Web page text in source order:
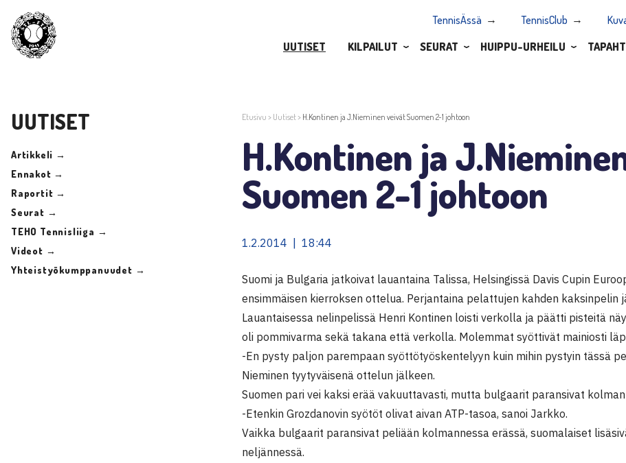
TennisÄssä TennisClub
UUTISET
KILPAILUT SEURAT HUIPPU-URHEILU
UUTISET
Artikkeli →
Ennakot →
Raportit →
Seurat →
TEHO Tennisliiga →
Videot →
Yhteistyökumppanuudet →
Etusivu > Uutiset> H.Kontinen ja J.Nieminen veivät Suomen 2-1 johtoon
H.Kontinen ja
Suomen 2-1 johtoon
1.2.2014 | 18:44
Suomi ja Bulgaria jatkoivat lauantaina Talissa, Helsingissä Davis Cupin
ensimmäisen kierroksen ottelua. Perjantaina pelattujen kahden kaksinpelin
Lauantaisessa nelinpelissä Henri Kontinen loisti verkolla ja päätti pisteitä
oli pommivarma sekä takana että verkolla. Molemmat syöttivät mainiosti
-En pysty paljon parempaan syöttötyöskentelyyn kuin mihin pystyin tässä
Nieminen tyytyväisenä ottelun jälkeen.
Suomen pari vei kaksi erää vakuuttavasti, mutta bulgaarit paransivat
-Etenkin Grozdanovin syötöt olivat aivan ATP-tasoa, sanoi Jarkko.
Vaikka bulgaarit paransivat peliään kolmannessa erässä, suomalaiset
neljännessä.